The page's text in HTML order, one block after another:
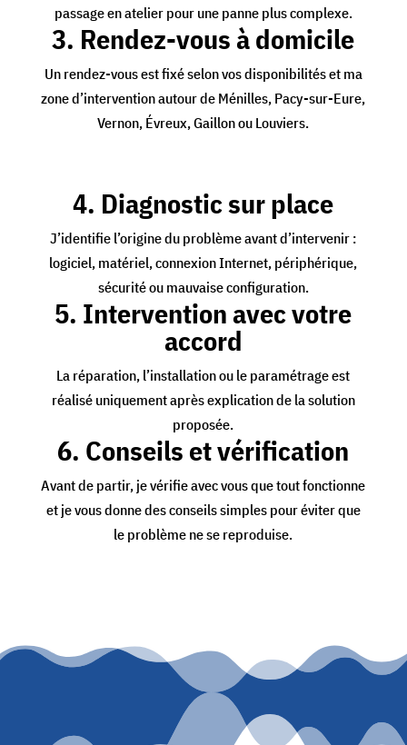
passage en atelier pour une panne plus complexe.
3. Rendez-vous à domicile
Un rendez-vous est fixé selon vos disponibilités et ma
zone d’intervention autour de Ménilles, Pacy-sur-Eure,
Vernon, Évreux, Gaillon ou Louviers.
4. Diagnostic sur place
J’identifie l’origine du problème avant d’intervenir :
logiciel, matériel, connexion Internet, périphérique,
sécurité ou mauvaise configuration.
5. Intervention avec votre
accord
La réparation, l’installation ou le paramétrage est
réalisé uniquement après explication de la solution
proposée.
6. Conseils et vérification
Avant de partir, je vérifie avec vous que tout fonctionne
et je vous donne des conseils simples pour éviter que
le problème ne se reproduise.